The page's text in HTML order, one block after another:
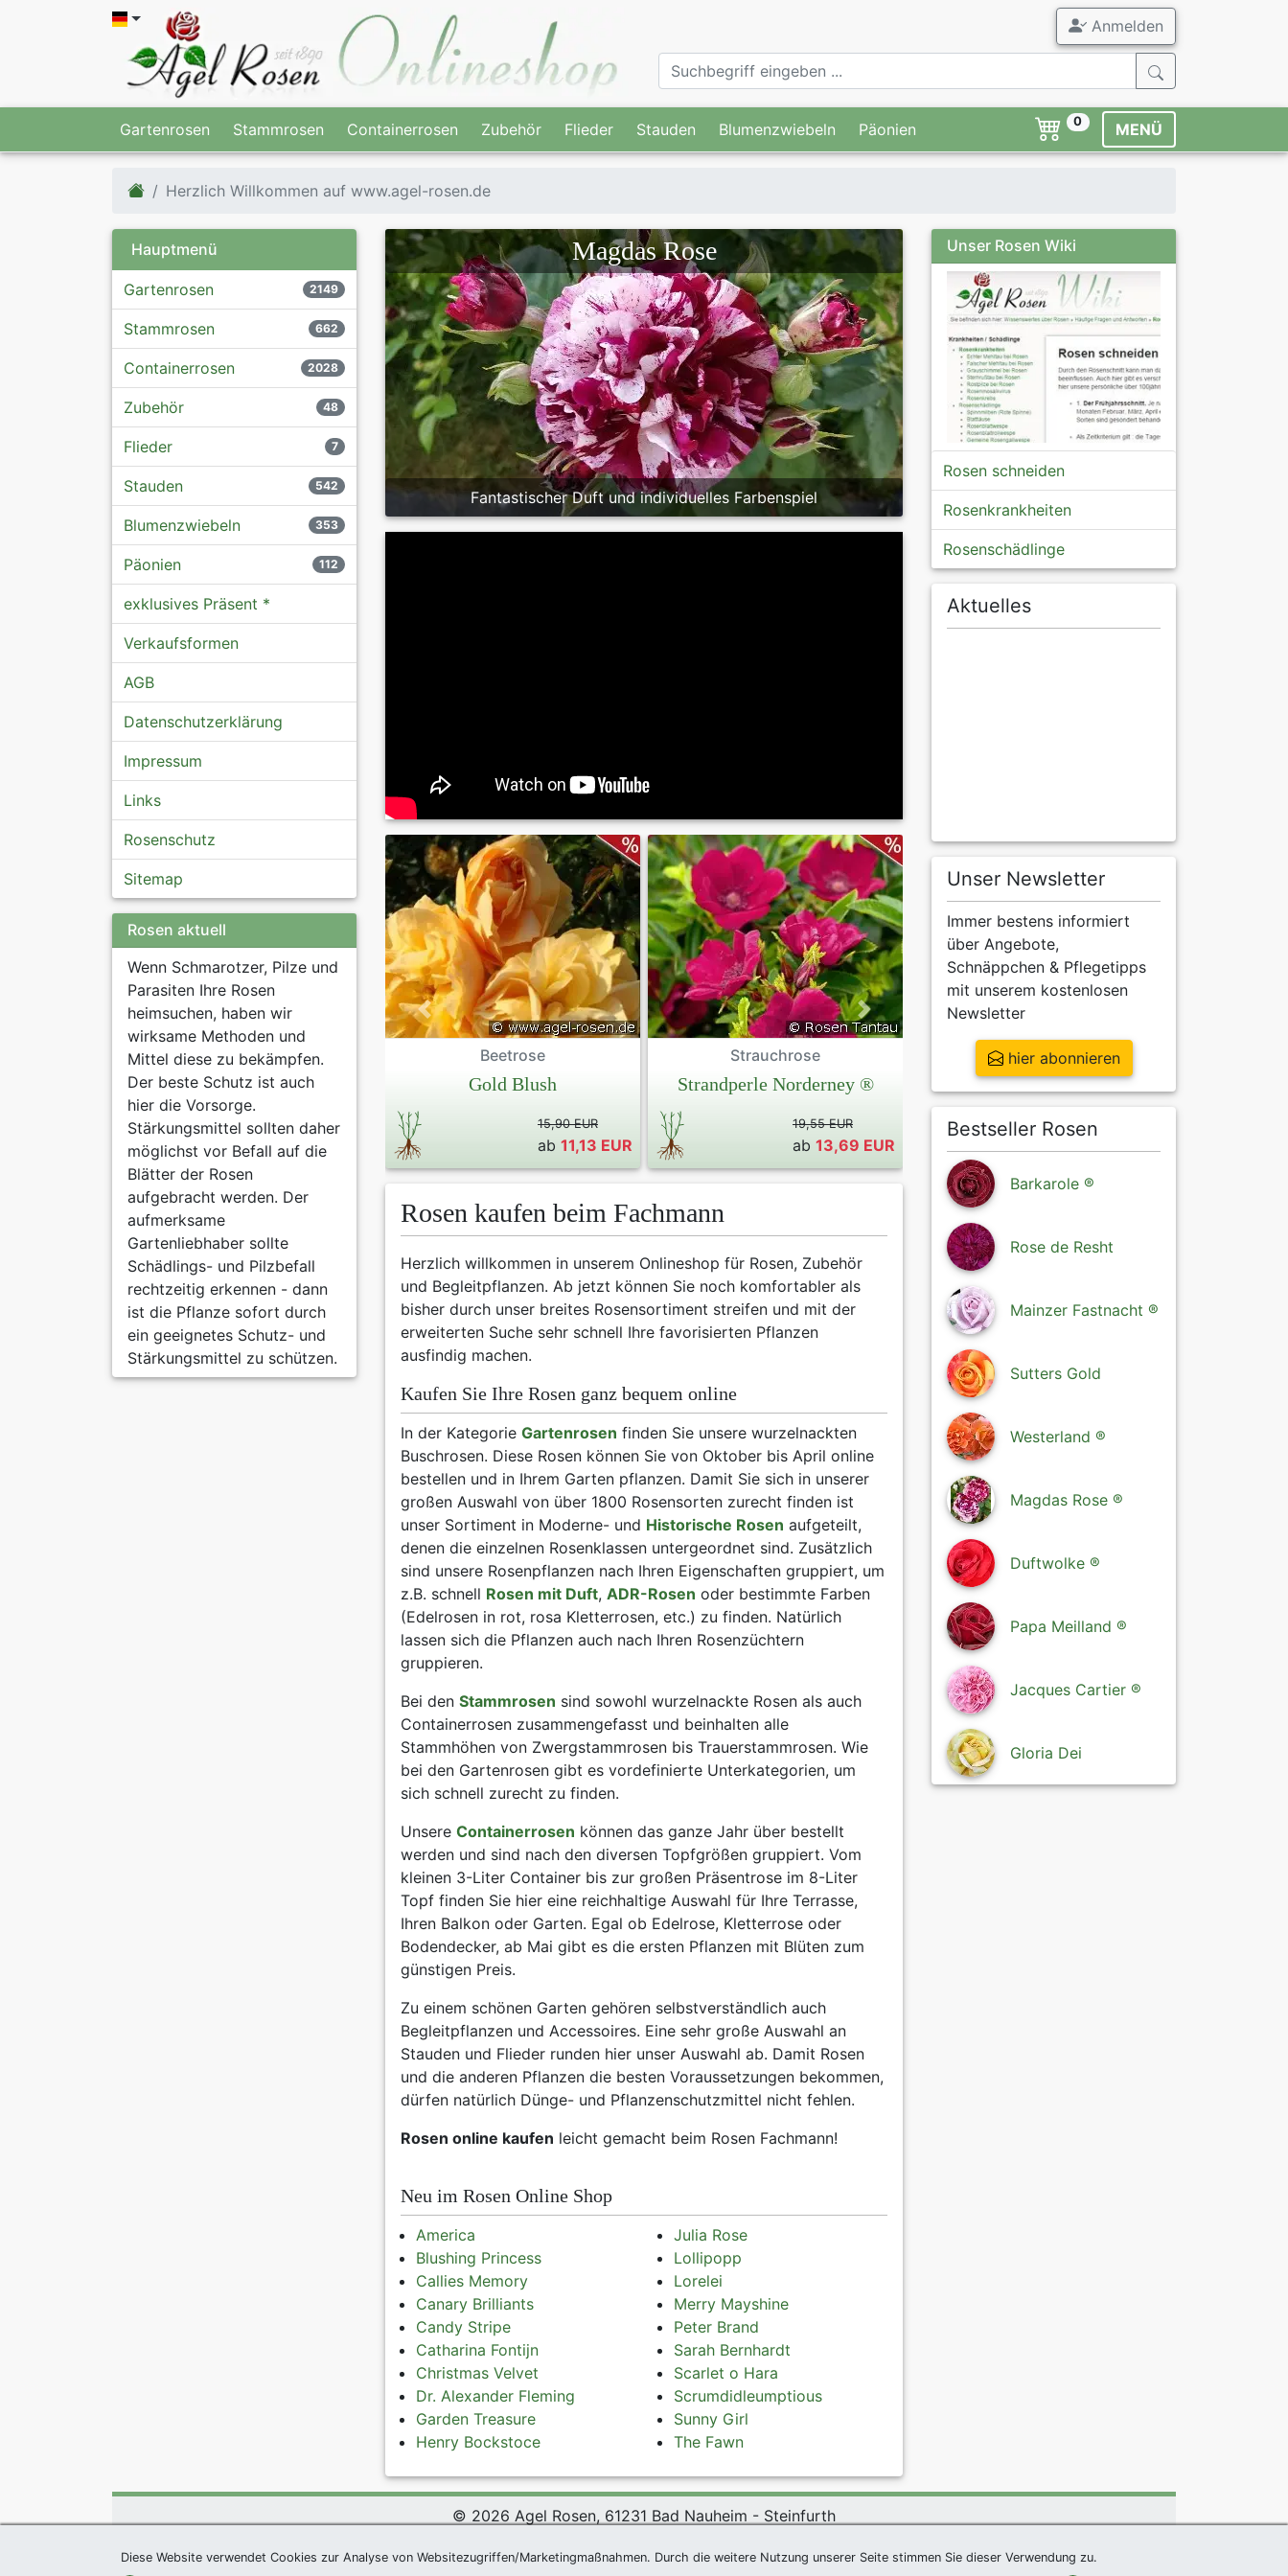
Anmelden
Gartenrosen Stammrosen Containerrosen Zubehör Flieder Stauden Blumenzwiebeln Päonien 0 MENÜ
Herzlich Willkommen auf www.agel-rosen.de
Hauptmenü
Gartenrosen 2149
Stammrosen 662
Containerrosen 2028
Zubehör 48
Flieder 7
Stauden 542
Blumenzwiebeln 353
Päonien 112
exklusives Präsent *
Verkaufsformen
AGB
Datenschutzerklärung
Impressum
Links
Rosenschutz
Sitemap
Rosen aktuell
Wenn Schmarotzer, Pilze und
Parasiten Ihre Rosen
heimsuchen, haben wir
wirksame Methoden und
Mittel diese zu bekämpfen.
Der beste Schutz ist auch
hier die Vorsorge.
Stärkungsmittel sollten daher
möglichst vor Befall auf die
Blätter der Rosen
aufgebracht werden. Der
aufmerksame
Gartenliebhaber sollte
Schädlings- und Pilzbefall
rechtzeitig erkennen - dann
ist die Pflanze sofort durch
ein geeignetes Schutz- und
Stärkungsmittel zu schützen.
Magdas Rose
Fantastischer Duft und individuelles Farbenspiel
Beetrose
Gold Blush
15,90 EUR
ab 11,13 EUR
Strauchrose
Strandperle Norderney ®
19,55 EUR
ab 13,69 EUR
Previous Next
Rosen kaufen beim Fachmann
Herzlich willkommen in unserem Onlineshop für Rosen, Zubehör
und Begleitpflanzen. Ab jetzt können Sie noch komfortabler als
bisher durch unser breites Rosensortiment streifen und mit der
erweiterten Suche sehr schnell Ihre favorisierten Pflanzen
ausfindig machen.
Kaufen Sie Ihre Rosen ganz bequem online
In der Kategorie Gartenrosen finden Sie unsere wurzelnackten
Buschrosen. Diese Rosen können Sie von Oktober bis April online
bestellen und in Ihrem Garten pflanzen. Damit Sie sich in unserer
großen Auswahl von über 1800 Rosensorten zurecht finden ist
unser Sortiment in Moderne- und Historische Rosen aufgeteilt,
denen die einzelnen Rosenklassen untergeordnet sind. Zusätzlich
sind unsere Rosenpflanzen nach Ihren Eigenschaften gruppiert, um
z.B. schnell Rosen mit Duft, ADR-Rosen oder bestimmte Farben
(Edelrosen in rot, rosa Kletterrosen, etc.) zu finden. Natürlich
lassen sich die Pflanzen auch nach Ihren Rosenzüchtern
gruppieren.
Bei den Stammrosen sind sowohl wurzelnackte Rosen als auch
Containerrosen zusammengefasst und beinhalten alle
Stammhöhen von Zwergstammrosen bis Trauerstammrosen. Wie
bei den Gartenrosen gibt es vordefinierte Unterkategorien, um
sich schnell zurecht zu finden.
Unsere Containerrosen können das ganze Jahr über bestellt
werden und sind nach den diversen Topfgrößen gruppiert. Vom
kleinen 3-Liter Container bis zur großen Präsentrose im 8-Liter
Topf finden Sie hier eine reichhaltige Auswahl für Ihre Terrasse,
Ihren Balkon oder Garten. Egal ob Edelrose, Kletterrose oder
Bodendecker, ab Mai gibt es die ersten Pflanzen mit Blüten zum
günstigen Preis.
Zu einem schönen Garten gehören selbstverständlich auch
Begleitpflanzen und Accessoires. Eine sehr große Auswahl an
Stauden und Flieder runden hier unser Auswahl ab. Damit Rosen
und die anderen Pflanzen die besten Voraussetzungen bekommen,
dürfen natürlich Dünge- und Pflanzenschutzmittel nicht fehlen.
Rosen online kaufen leicht gemacht beim Rosen Fachmann!
Neu im Rosen Online Shop
America
Blushing Princess
Callies Memory
Canary Brilliants
Candy Stripe
Catharina Fontijn
Christmas Velvet
Dr. Alexander Fleming
Garden Treasure
Henry Bockstoce
Julia Rose
Lollipopp
Lorelei
Merry Mayshine
Peter Brand
Sarah Bernhardt
Scarlet o Hara
Scrumdidleumptious
Sunny Girl
The Fawn
Unser Rosen Wiki
Rosen schneiden
Rosenkrankheiten
Rosenschädlinge
Aktuelles
Unser Newsletter
Immer bestens informiert
über Angebote,
Schnäppchen & Pflegetipps
mit unserem kostenlosen
Newsletter
hier abonnieren
Bestseller Rosen
Barkarole ®
Rose de Resht
Mainzer Fastnacht ®
Sutters Gold
Westerland ®
Magdas Rose ®
Duftwolke ®
Papa Meilland ®
Jacques Cartier ®
Gloria Dei
© 2026 Agel Rosen, 61231 Bad Nauheim - Steinfurth
Diese Website verwendet Cookies zur Analyse von Websitezugriffen/Marketingmaßnahmen. Durch die weitere Nutzung unserer Seite stimmen Sie dieser Verwendung zu.